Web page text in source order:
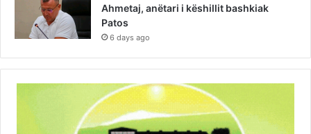
Ahmetaj, anëtari i këshillit bashkiak
Patos
6 days ago